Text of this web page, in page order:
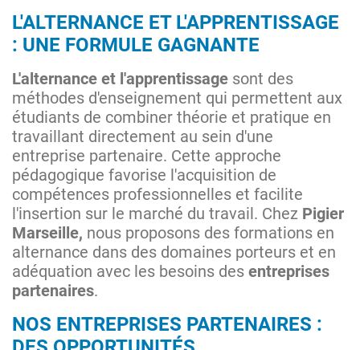
L'ALTERNANCE ET L'APPRENTISSAGE
: UNE FORMULE GAGNANTE
L'alternance et l'apprentissage sont des
méthodes d'enseignement qui permettent aux
étudiants de combiner théorie et pratique en
travaillant directement au sein d'une
entreprise partenaire. Cette approche
pédagogique favorise l'acquisition de
compétences professionnelles et facilite
l'insertion sur le marché du travail. Chez Pigier
Marseille, nous proposons des formations en
alternance dans des domaines porteurs et en
adéquation avec les besoins des entreprises
partenaires.
NOS ENTREPRISES PARTENAIRES :